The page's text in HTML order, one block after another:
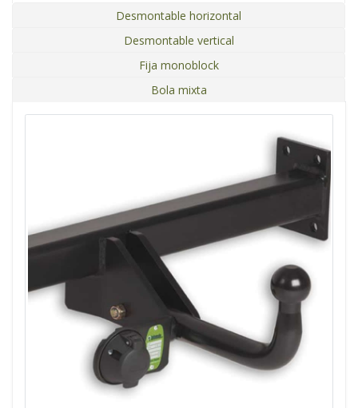
Desmontable horizontal
Desmontable vertical
Fija monoblock
Bola mixta